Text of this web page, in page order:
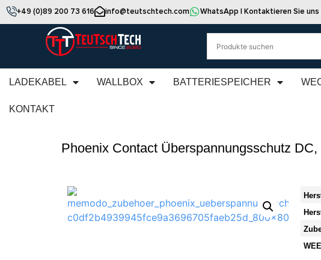
+49 (0)89 200 73 616 info@teutschtech.com WhatsApp | Kontaktieren Sie
LADEKABEL WALLBOX BATTERIESPEICHER
KONTAKT
Phoenix Contact Überspannungsschutz